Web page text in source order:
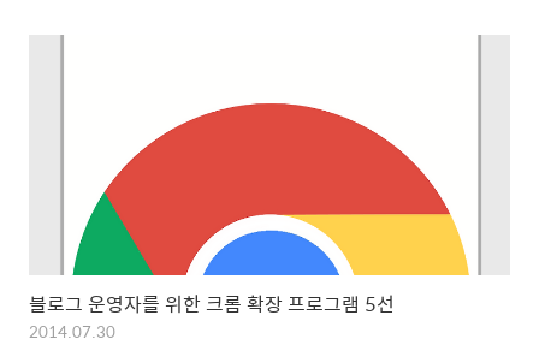
블로그 운영자를 위한 크롬 확장 프로그램 5선
2014.07.30